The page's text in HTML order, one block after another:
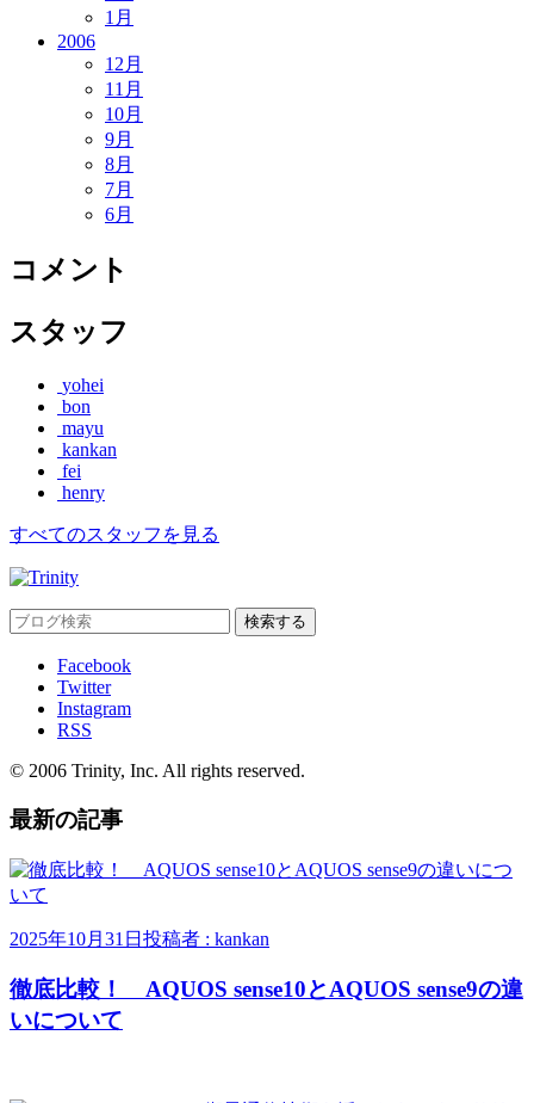
1月
2006
12月
11月
10月
9月
8月
7月
6月
コメント
スタッフ
yohei
bon
mayu
kankan
fei
henry
すべてのスタッフを見る
Facebook
Twitter
Instagram
RSS
© 2006 Trinity, Inc. All rights reserved.
最新の記事
2025年10月31日 投稿者 : kankan
徹底比較！ AQUOS sense10とAQUOS sense9の違
いについて